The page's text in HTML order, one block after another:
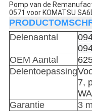
Pomp van de
0571 voor KOMATSU
Delenaantal
OEM Aantal
Delentoepassing
7,
Garantie
3